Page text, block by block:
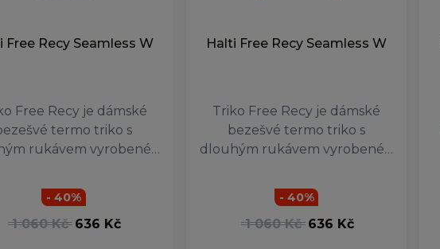
Free Recy Seamless W
Free Recy je dámské
termo triko s
rukávem vyrobené…
- 40%
1 060 Kč 636 Kč
Halti Free Recy Seamless W
Triko Free Recy je dámské
bezešvé termo triko s
dlouhým rukávem vyrobené…
- 40%
1 060 Kč 636 Kč